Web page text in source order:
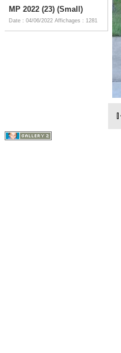
MP 2022 (23) (Small)
Date : 04/06/2022 Affichages : 1281